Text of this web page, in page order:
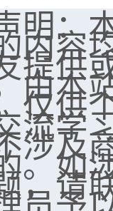
明：
内容
提供
由本
仅供
流学
涉及
。如
，请
？我对这些很感兴趣